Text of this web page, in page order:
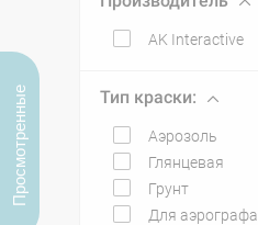
AK Interactive
Тип краски:
Аэрозоль
Глянцевая
Грунт
Для аэрографа
Просмотренные